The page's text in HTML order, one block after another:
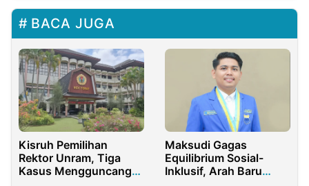
BACA JUGA
Kisruh Pemilihan
Rektor Unram, Tiga
Kasus Mengguncang
Maksudi Gagas
Equilibrium Sosial-
Inklusif, Arah Baru